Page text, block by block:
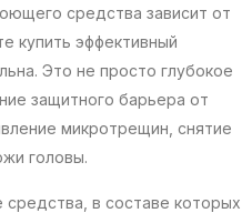
средства зависит от
купить эффективный
Это не просто глубокое
защитного барьера от
микротрещин, снятие
головы.
в составе которых